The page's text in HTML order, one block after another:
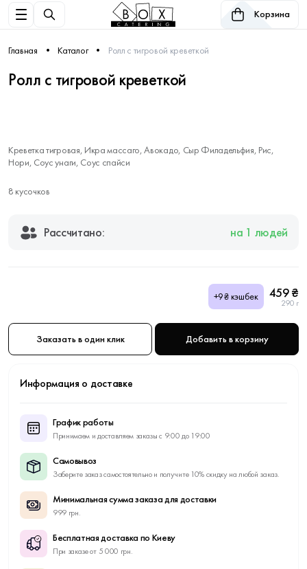
Корзина
Главная Каталог Ролл с тигровой креветкой
Ролл с тигровой креветкой
Креветка тигровая, Икра массаго, Авокадо, Сыр Филадельфия, Рис,
Нори, Соус унаги, Соус спайси
8 кусочков
Рассчитано: на 1 людей
+9₴ кэшбек 459 ₴
290 г
Заказать в один клик Добавить в корзину
Информация о доставке
График работы
Принимаем и доставляем заказы с 9:00 до 19:00
Самовывоз
Заберите заказ самостоятельно и получите 10% скидку на любой заказ.
Минимальная сумма заказа для доставки
999 грн.
Бесплатная доставка по Киеву
При заказе от 5 000 грн.